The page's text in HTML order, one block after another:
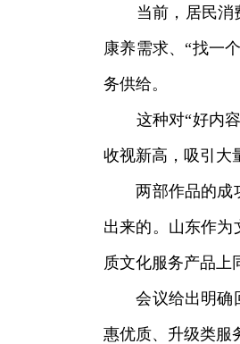
当前，居民消费
康养需求、“找一
务供给。
这种对“好内容”
收视新高，吸引大
两部作品的成功
出来的。山东作为
质文化服务产品上
会议给出明确回
惠优质、升级类服